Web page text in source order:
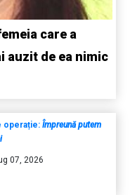
care a
auzit de ea nimic
operație: Împreună putem
07, 2026